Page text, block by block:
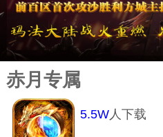
赤月专属
5.5W人下载